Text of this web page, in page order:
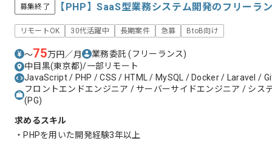
募集終了 【PHP】SaaS型業務システム開発のフリーラ
リモートOK 30代活躍中 長期案件 急募 BtoB向け
〜75万円／月 業務委託(フリーランス)
中目黒(東京都)/一部リモート
JavaScript / PHP / CSS / HTML / MySQL / Docker / Laravel /
フロントエンドエンジニア / サーバーサイドエンジニア / シス
(PG)
求めるスキル
・PHPを用いた開発経験3年以上